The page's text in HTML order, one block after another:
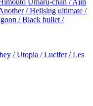
Umaru-chan / Ajin
/ Hellsing ultimate /
/ Black bullet /
/ Utopia / Lucifer / Les